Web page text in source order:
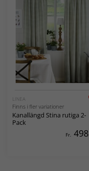
LINEA
Finns i fler variationer
Kanallängd Stina rutiga 2-
Pack
Fr. 498